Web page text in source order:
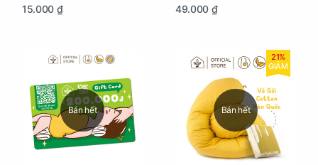
Tạo, Thư Giãn Và Hạnh Phúc
15.000 ₫
Tạo, Thư Giãn Và Hạnh Phúc
49.000 ₫
Bán hết Bán hết
21%
GIẢM